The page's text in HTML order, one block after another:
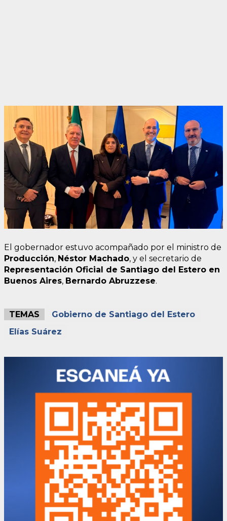
El gobernador estuvo acompañado por el ministro de
Producción, Néstor Machado, y el secretario de
Representación Oficial de Santiago del Estero en
Buenos Aires, Bernardo Abruzzese.
TEMAS
Gobierno de Santiago del Estero
Elías Suárez